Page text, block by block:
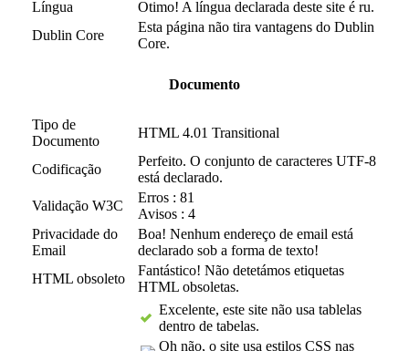
Língua
Otimo! A língua declarada deste site é ru.
Dublin Core
Esta página não tira vantagens do Dublin
Core.
Documento
Tipo de
Documento
HTML 4.01 Transitional
Codificação
Perfeito. O conjunto de caracteres UTF-8
está declarado.
Validação W3C
Erros : 81
Avisos : 4
Privacidade do
Email
Boa! Nenhum endereço de email está
declarado sob a forma de texto!
HTML obsoleto
Fantástico! Não detetámos etiquetas
HTML obsoletas.
Excelente, este site não usa tablelas
dentro de tabelas.
Oh não, o site usa estilos CSS nas